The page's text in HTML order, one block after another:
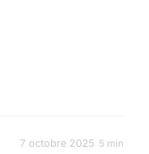
7 octobre 2025 5 min